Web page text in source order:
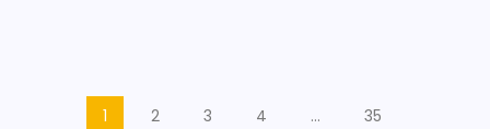
1 2 3 4 … 35